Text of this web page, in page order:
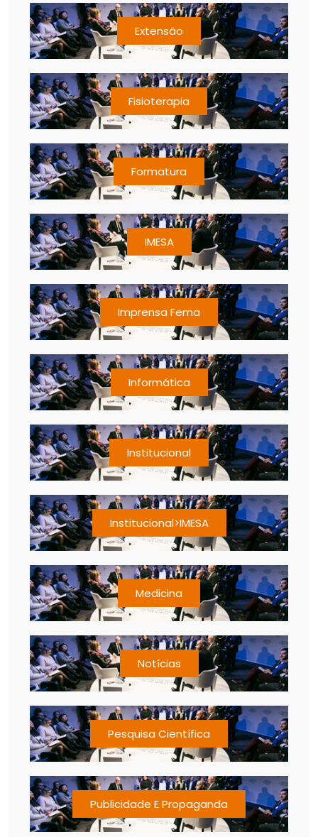
Extensão
Fisioterapia
Formatura
IMESA
Imprensa Fema
Informática
Institucional
Institucional>IMESA
Medicina
Notícias
Pesquisa Científica
Publicidade E Propaganda